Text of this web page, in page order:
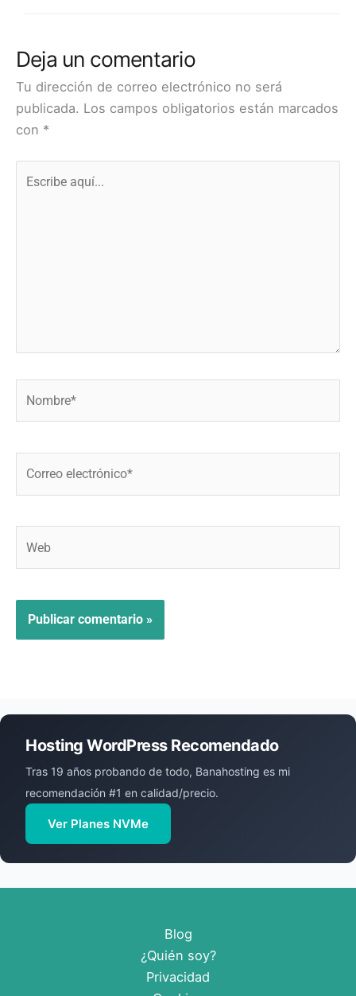
Deja un comentario
Tu dirección de correo electrónico no será
publicada. Los campos obligatorios están marcados
con *
Hosting WordPress Recomendado
Tras 19 años probando de todo, Banahosting es mi
recomendación #1 en calidad/precio.
Ver Planes NVMe
Blog
¿Quién soy?
Privacidad